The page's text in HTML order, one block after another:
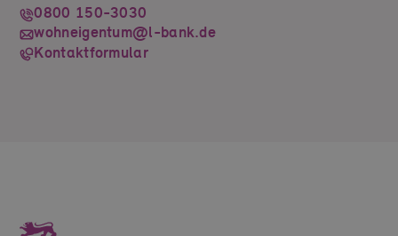
0800 150-3030
wohneigentum@l-bank.de
Kontaktformular